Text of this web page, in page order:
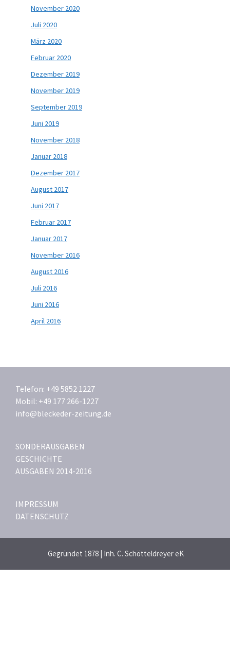
November 2020
Juli 2020
März 2020
Februar 2020
Dezember 2019
November 2019
September 2019
Juni 2019
November 2018
Januar 2018
Dezember 2017
August 2017
Juni 2017
Februar 2017
Januar 2017
November 2016
August 2016
Juli 2016
Juni 2016
April 2016
Telefon: +49 5852 1227
Mobil: +49 177 266-1227
info@bleckeder-zeitung.de
SONDERAUSGABEN
GESCHICHTE
AUSGABEN 2014-2016
IMPRESSUM
DATENSCHUTZ
Gegründet 1878 | Inh. C. Schötteldreyer eK